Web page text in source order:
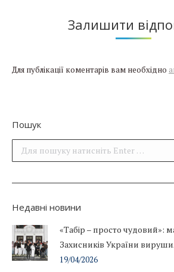
Залишити
Для публікації коментарів вам необхідно
Пошук
Поиск:
Недавні новини
«Табір – просто чудовий»:
Захисників України
19/04/2026